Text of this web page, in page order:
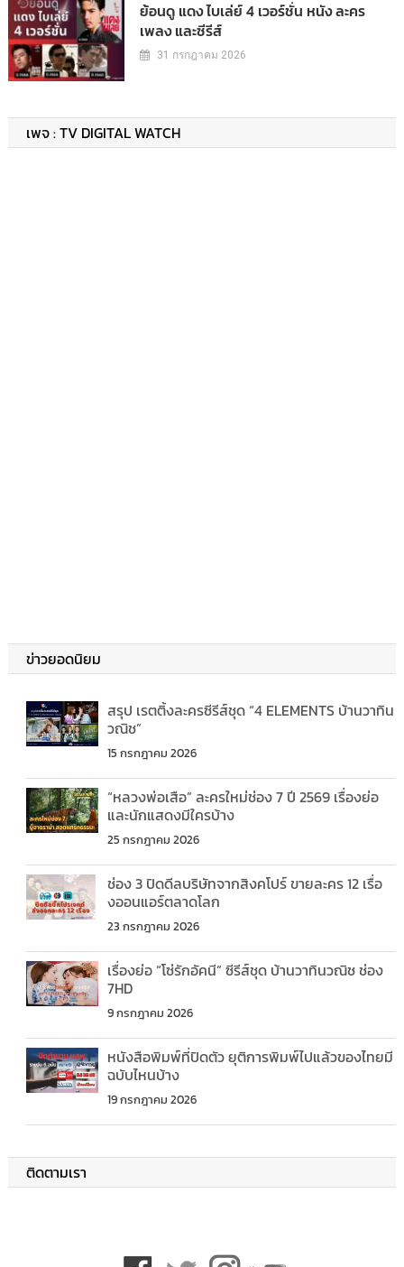
ย้อนดู แดง ไบเล่ย์ 4 เวอร์ชั่น หนัง ละคร
เพลง และซีรีส์
31 กรกฎาคม 2026
เพจ : TV DIGITAL WATCH
ข่าวยอดนิยม
สรุป เรตติ้งละครซีรีส์ชุด “4 ELEMENTS บ้านวาทิน
วณิช”
15 กรกฎาคม 2026
“หลวงพ่อเสือ” ละครใหม่ช่อง 7 ปี 2569 เรื่องย่อ
และนักแสดงมีใครบ้าง
25 กรกฎาคม 2026
ช่อง 3 ปิดดีลบริษัทจากสิงคโปร์ ขายละคร 12 เรื่อ
งออนแอร์ตลาดโลก
23 กรกฎาคม 2026
เรื่องย่อ “โซ่รักอัคนี” ซีรีส์ชุด บ้านวาทินวณิช ช่อง
7HD
9 กรกฎาคม 2026
หนังสือพิมพ์ที่ปิดตัว ยุติการพิมพ์ไปแล้วของไทยมี
ฉบับไหนบ้าง
19 กรกฎาคม 2026
ติดตามเรา